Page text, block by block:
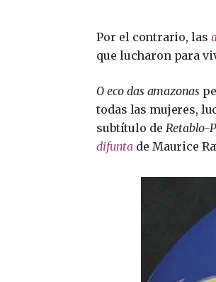
Por el contrario, las
que lucharon para
O eco das amazonas
todas las mujeres,
subtítulo de Retablo-
difuntade Maurice